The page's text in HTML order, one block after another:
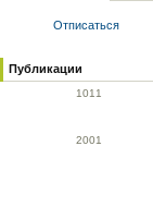
Отписаться
Публикации
1011
2001